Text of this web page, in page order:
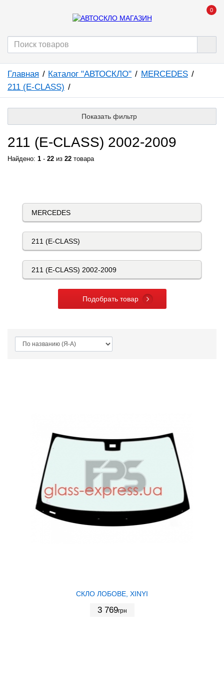
0
Главная Каталог "АВТОСКЛО"
MERCEDES
211 (E-CLASS)
Показать фильтр
211 (E-CLASS) 2002-2009
Найдено: 1 - 22 из 22 товара
Подобрать товар
СКЛО ЛОБОВЕ, XINYI
3 769грн